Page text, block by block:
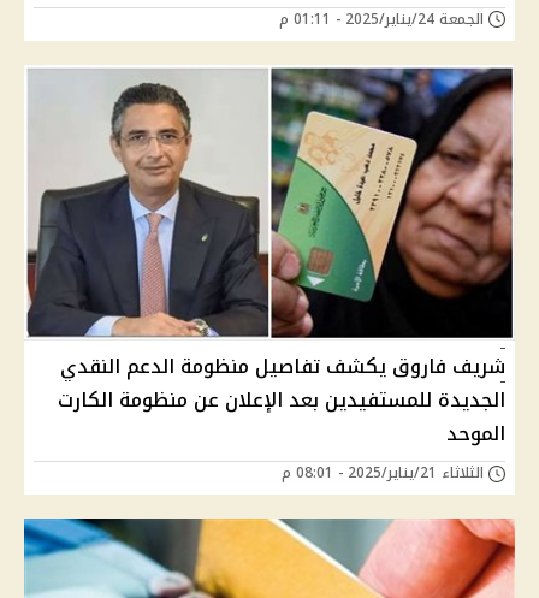
الجمعة 24/يناير/2025 - 01:11 م
شريف فاروق يكشف تفاصيل منظومة الدعم النقدي
الجديدة للمستفيدين بعد الإعلان عن منظومة الكارت
الموحد
الثلاثاء 21/يناير/2025 - 08:01 م